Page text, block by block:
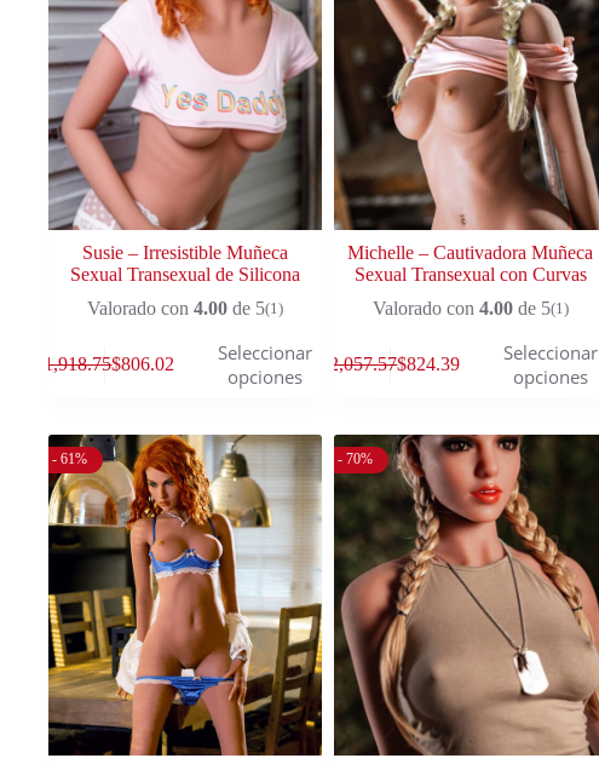
Susie – Irresistible Muñeca
Sexual Transexual de Silicona
Valorado con 4.00de 5(1)
1,918.75$806.02
Seleccionar
opciones
Michelle – Cautivadora Muñeca
Sexual Transexual con Curvas
Valorado con 4.00de 5(1)
2,057.57$824.39
Seleccionar
opciones
- 61% - 70%